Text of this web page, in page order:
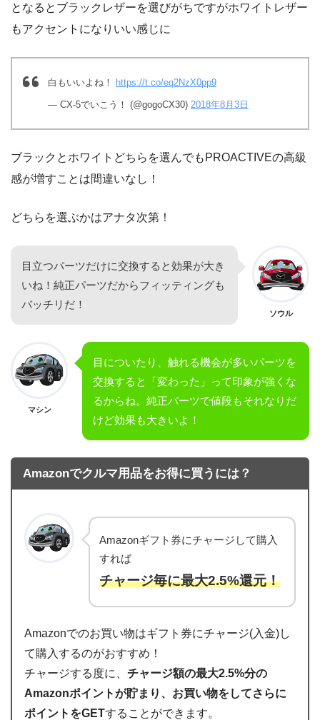
となるとブラックレザーを選びがちですがホワイトレザー
もアクセントになりいい感じに
白もいいよね！ https://t.co/eq2NzX0pp9
— CX-5でいこう！ (@gogoCX30) 2018年8月3日
ブラックとホワイトどちらを選んでもPROACTIVEの高級
感が増すことは間違いなし！
どちらを選ぶかはアナタ次第！
目立つパーツだけに交換すると効果が大き
いね！純正パーツだからフィッティングも
バッチリだ！
ソウル
マシン
目についたり、触れる機会が多いパーツを
交換すると「変わった」って印象が強くな
るからね。純正パーツで値段もそれなりだ
けど効果も大きいよ！
Amazonでクルマ用品をお得に買うには？
Amazonギフト券にチャージして購入
すれば
チャージ毎に最大2.5%還元！
Amazonでのお買い物はギフト券にチャージ(入金)し
て購入するのがおすすめ！
チャージする度に、チャージ額の最大2.5%分の
Amazonポイントが貯まり、お買い物をしてさらに
ポイントをGETすることができます。